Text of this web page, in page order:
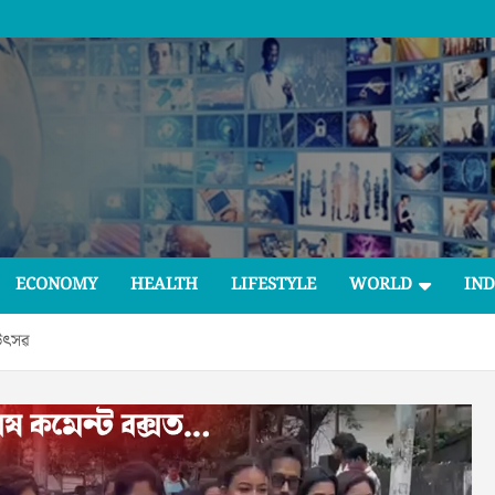
ECONOMY HEALTH LIFESTYLE WORLD